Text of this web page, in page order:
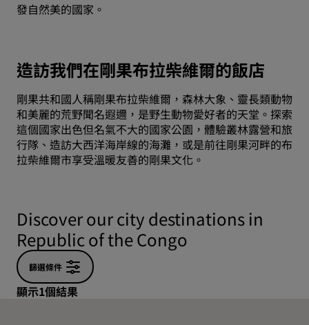
發自然美的國家。
造訪我們在剛果布拉柴維爾的飯店
剛果共和國人稱剛果布拉柴維爾，森林大象、靈長類動物
和美麗的荒野聞名遐邇，是野生動物愛好者的天堂。探索
這個國家出色但名氣不大的國家公園，體驗叢林露營和旅
行隊、造訪大西洋海岸線的海灘，或是前往剛果河畔的布
拉柴維爾市享受溫暖友善的剛果文化。
Discover our city destinations in
Republic of the Congo
篩選條件
顯示1個結果